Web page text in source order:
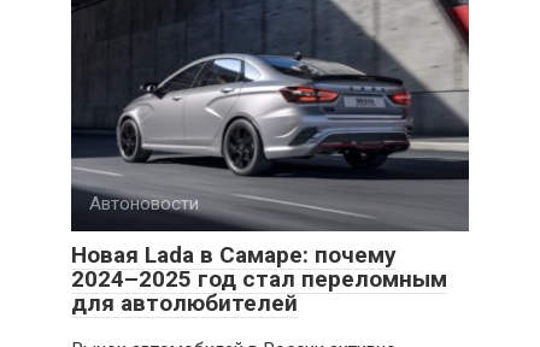
Автоновости
Новая Lada в Самаре: почему
2024–2025 год стал переломным
для автолюбителей